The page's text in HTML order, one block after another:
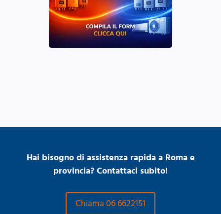
Hai bisogno di assistenza rapida a Roma e
provincia? Contattaci subito!
Chiama 06 6622151